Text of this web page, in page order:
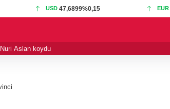
USD 47,6899%0,15 EUR
Aslan koydu